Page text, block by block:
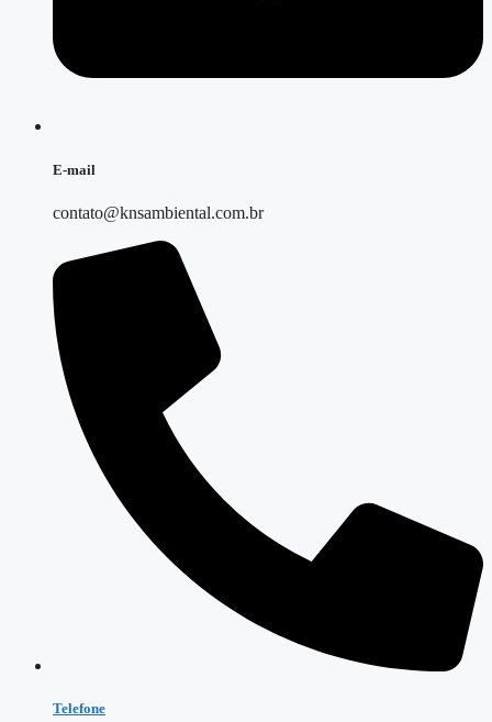
E-mail
contato@knsambiental.com.br
Telefone